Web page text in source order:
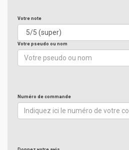
Votre note
Votre pseudo ou nom
Numéro de commande